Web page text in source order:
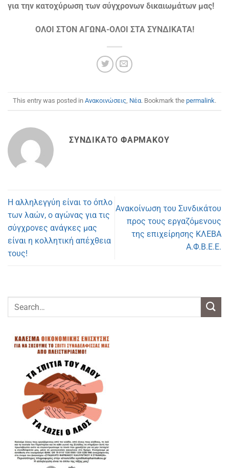
για την κατοχύρωση των σύγχρονων δικαιωμάτων μας!
ΟΛΟΙ ΣΤΟΝ ΑΓΩΝΑ-ΟΛΟΙ ΣΤΑ ΣΥΝΔΙΚΑΤΑ!
This entry was posted in Ανακοινώσεις, Νέα. Bookmark the permalink.
ΣΥΝΔΙΚΆΤΟ ΦΑΡΜΆΚΟΥ
Η αλληλεγγύη είναι το όπλο
των λαών, ο αγώνας για τις
σύγχρονες ανάγκες μας
είναι η κολλητική απέχθεια
τους!
Ανακοίνωση του Συνδικάτου
προς τους εργαζόμενους
της επιχείρησης ΚΛΕΒΑ
Α.Φ.Β.Ε.Ε.